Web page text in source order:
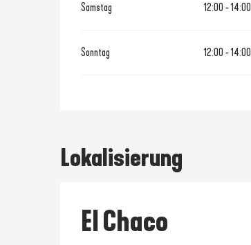
Samstag 12:00 - 14:00
Sonntag 12:00 - 14:00
Lokalisierung
El Chaco